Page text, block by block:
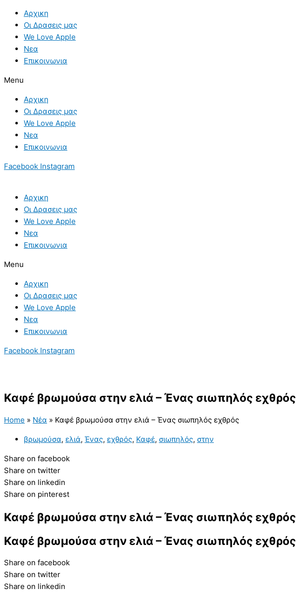
content
Αρχικη
Οι Δρασεις μας
We Love Apple
Νεα
Επικοινωνια
Menu
Αρχικη
Οι Δρασεις μας
We Love Apple
Νεα
Επικοινωνια
Facebook Instagram
Αρχικη
Οι Δρασεις μας
We Love Apple
Νεα
Επικοινωνια
Menu
Αρχικη
Οι Δρασεις μας
We Love Apple
Νεα
Επικοινωνια
Facebook Instagram
Καφέ βρωμούσα στην ελιά – Ένας σιωπηλός εχθρός
Home » Νέα » Καφέ βρωμούσα στην ελιά – Ένας σιωπηλός εχθρός
βρωμούσα, ελιά, Ένας, εχθρός, Καφέ, σιωπηλός, στην
Share on facebook
Share on twitter
Share on linkedin
Share on pinterest
Καφέ βρωμούσα στην ελιά – Ένας σιωπηλός εχθρός
Καφέ βρωμούσα στην ελιά – Ένας σιωπηλός εχθρός
Share on facebook
Share on twitter
Share on linkedin